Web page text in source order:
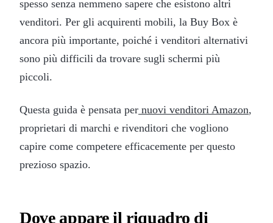
spesso senza nemmeno sapere che esistono altri
venditori. Per gli acquirenti mobili, la Buy Box è
ancora più importante, poiché i venditori alternativi
sono più difficili da trovare sugli schermi più
piccoli.
Questa guida è pensata per nuovi venditori Amazon,
proprietari di marchi e rivenditori che vogliono
capire come competere efficacemente per questo
prezioso spazio.
Dove appare il riquadro di